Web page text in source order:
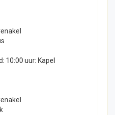
10:00 uur: Kapel